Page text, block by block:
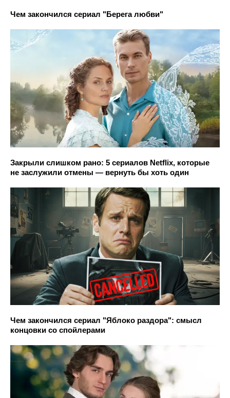
Чем закончился сериал "Берега любви"
Закрыли слишком рано: 5 сериалов Netflix, которые
не заслужили отмены — вернуть бы хоть один
Чем закончился сериал "Яблоко раздора": смысл
концовки со спойлерами